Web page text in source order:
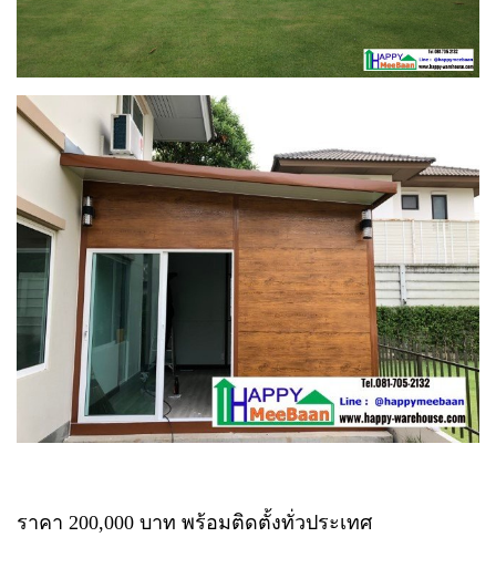
ราคา 200,000 บาท พร้อมติดตั้งทั่วประเทศ